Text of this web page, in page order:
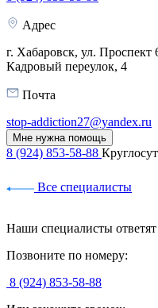
Адрес
г. Хабаровск, ул. Проспект
Кадровый переулок, 4
Почта
stop-addiction27@yandex.ru
Мне нужна помощь
8 (924) 853-58-88
Все специалисты
Наши специалисты
Позвоните по номеру:
8 (924) 853-58-88